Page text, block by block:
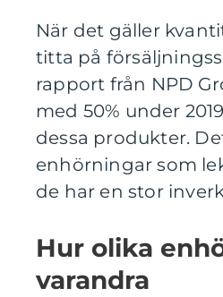
När det gäller
titta på
rapport från NPD
med 50% under
dessa produkter.
enhörningar som
de har en stor
Hur olika
varandra